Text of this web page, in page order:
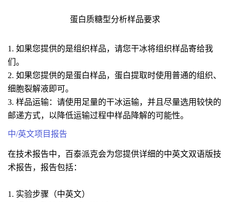
蛋白质糖型分析样品要求
1. 如果您提供的是组织样品，请您干冰将组织样品寄给我
们。
2. 如果您提供的是蛋白样品，蛋白提取时使用普通的组织、
细胞裂解液即可。
3. 样品运输：请使用足量的干冰运输，并且尽量选用较快的
邮递方式，以降低运输过程中样品降解的可能性。
中/英文项目报告
在技术报告中，百泰派克会为您提供详细的中英文双语版技
术报告，报告包括：
1. 实验步骤（中英文）